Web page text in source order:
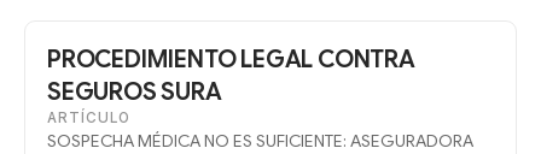
PROCEDIMIENTO LEGAL CONTRA
SEGUROS SURA
ARTÍCULO
SOSPECHA MÉDICA NO ES SUFICIENTE: ASEGURADORA